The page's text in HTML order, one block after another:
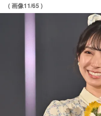
( 画像11/65 )